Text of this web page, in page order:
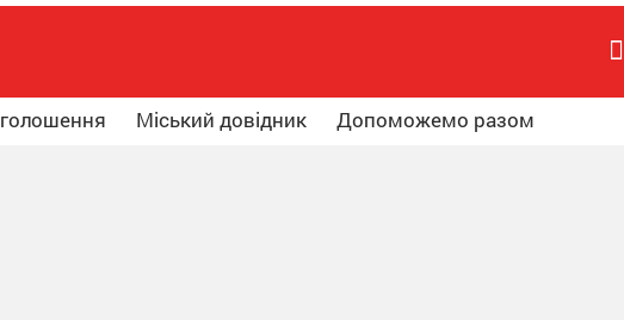
Міський довідник Допоможемо разом